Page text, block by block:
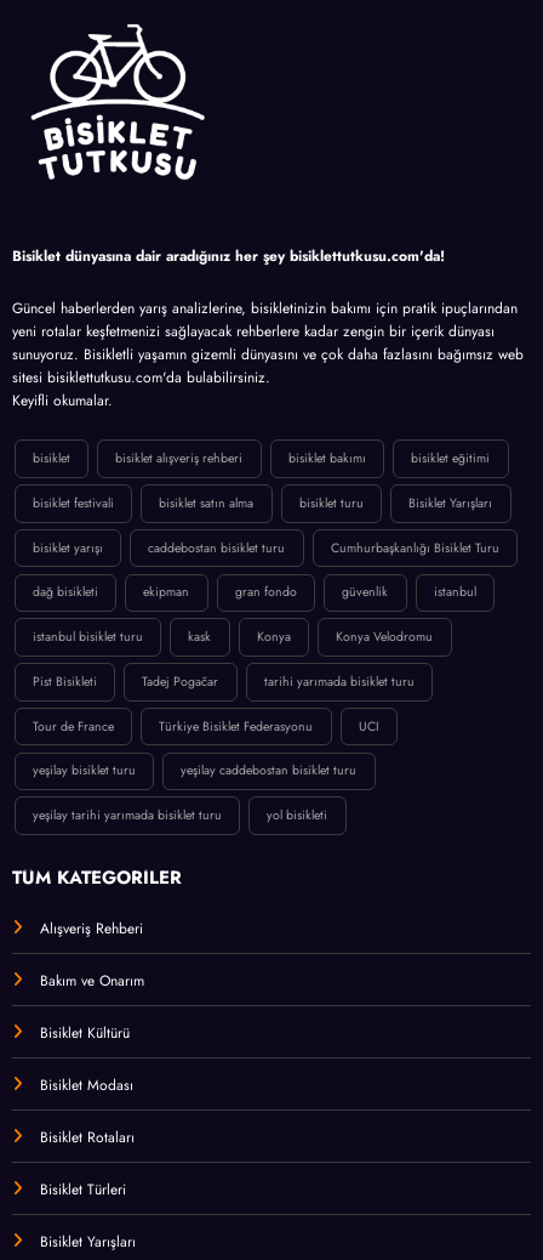
Bisiklet dünyasına dair aradığınız her şey bisiklettutkusu.com'da!
Güncel haberlerden yarış analizlerine, bisikletinizin bakımı için pratik ipuçlarından
yeni rotalar keşfetmenizi sağlayacak rehberlere kadar zengin bir içerik dünyası
sunuyoruz. Bisikletli yaşamın gizemli dünyasını ve çok daha fazlasını bağımsız web
sitesi bisiklettutkusu.com'da bulabilirsiniz.
Keyifli okumalar.
bisiklet bisiklet alışveriş rehberi bisiklet bakımı bisiklet eğitimi
bisiklet festivali bisiklet satın alma bisiklet turu Bisiklet Yarışları
bisiklet yarışı caddebostan bisiklet turu Cumhurbaşkanlığı Bisiklet Turu
dağ bisikleti ekipman gran fondo güvenlik istanbul
istanbul bisiklet turu kask Konya Konya Velodromu
Pist Bisikleti Tadej Pogačar tarihi yarımada bisiklet turu
Tour de France Türkiye Bisiklet Federasyonu UCI
yeşilay bisiklet turu yeşilay caddebostan bisiklet turu
yeşilay tarihi yarımada bisiklet turu yol bisikleti
TÜM KATEGORİLER
Alışveriş Rehberi
Bakım ve Onarım
Bisiklet Kültürü
Bisiklet Modası
Bisiklet Rotaları
Bisiklet Türleri
Bisiklet Yarışları